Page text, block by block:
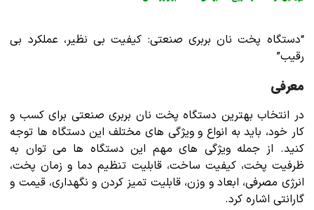
“دستگاه پخت نان بربری صنعتی: کیفیت بی نظیر، عملکرد بی
رقیب”
معرفی
در انتخاب بهترین دستگاه پخت نان بربری صنعتی برای کسب و
کار خود، باید به انواع و ویژگی های مختلف این دستگاه ها توجه
کنید. از جمله ویژگی های مهم این دستگاه ها می توان به
ظرفیت پخت، کیفیت ساخت، قابلیت تنظیم دما و زمان پخت،
انرژی مصرفی، ابعاد و وزن، قابلیت تمیز کردن و نگهداری، قیمت و
گارانتی اشاره کرد.